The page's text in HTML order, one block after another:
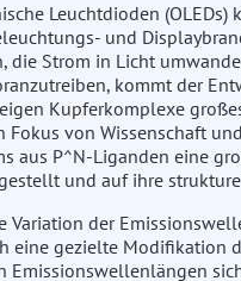
Leuchtdioden
und
die Strom in Licht
kommt der
Kupferkomplexe
Fokus von Wissenschaft
aus P^N-Liganden eine
und auf ihre
Variation der
eine gezielte Modifikation
Emissionswellenlängen